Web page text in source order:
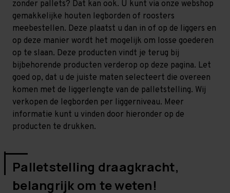
zonder pallets? Dat kan ook. U kunt via onze webshop
gemakkelijke houten legborden of roosters
meebestellen. Deze plaatst u dan in of op de liggers en
op deze manier wordt het mogelijk om losse goederen
op te slaan. Deze producten vindt je terug bij
bijbehorende producten verderop op deze pagina. Let
goed op, dat u de juiste maten selecteert die overeen
komen met de liggerlengte van de palletstelling. Wij
verkopen de legborden per liggerniveau. Meer
informatie kunt u vinden door hieronder op de
producten te drukken.
Palletstelling draagkracht,
belangrijk om te weten!